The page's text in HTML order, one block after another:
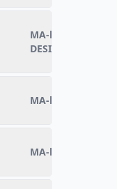
MA-lecture de
DESIRS)
MA-lecture de
MA-lecture de